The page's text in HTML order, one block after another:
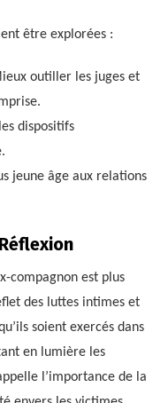
être explorées :
outiller les juges et
dispositifs
jeune âge aux relations
compagnon est plus
des luttes intimes et
soient exercés dans
en lumière les
l’importance de la